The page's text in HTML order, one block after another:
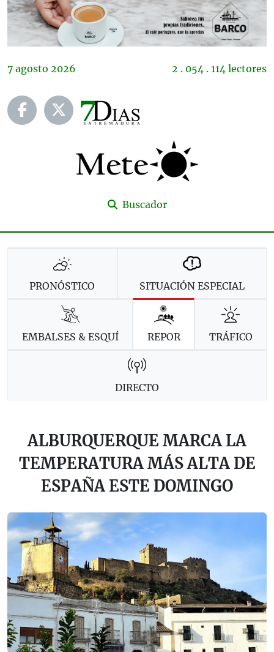
7 agosto 2026 2 . 054 . 114 lectores
Buscador
PRONÓSTICO SITUACIÓN ESPECIAL
EMBALSES & ESQUÍ REPOR TRÁFICO
DIRECTO
ALBURQUERQUE MARCA LA
TEMPERATURA MÁS ALTA DE
ESPAÑA ESTE DOMINGO